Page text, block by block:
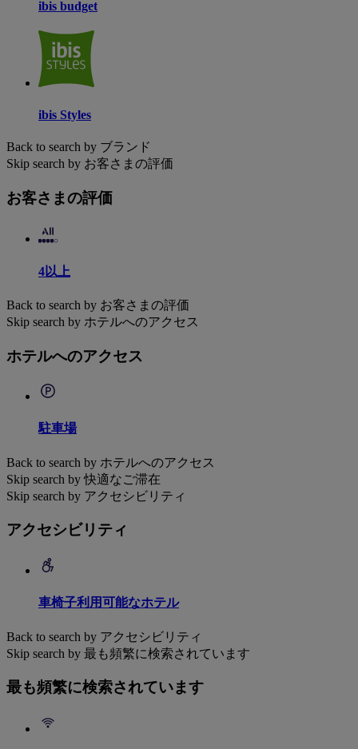
ibis budget
ibis Styles
Back to search by ブランド
Skip search by お客さまの評価
お客さまの評価
4以上
Back to search by お客さまの評価
Skip search by ホテルへのアクセス
ホテルへのアクセス
駐車場
Back to search by ホテルへのアクセス
Skip search by 快適なご滞在
Skip search by アクセシビリティ
アクセシビリティ
車椅子利用可能なホテル
Back to search by アクセシビリティ
Skip search by 最も頻繁に検索されています
最も頻繁に検索されています